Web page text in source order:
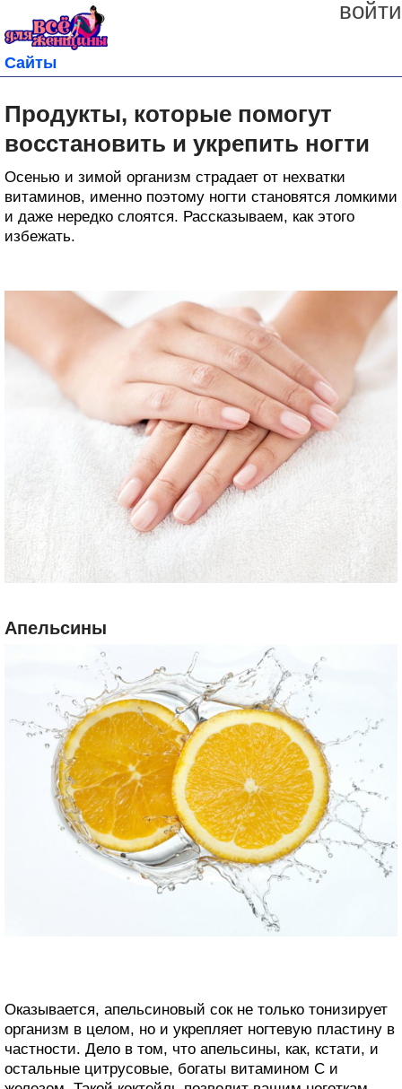
войти
Сайты
Продукты, которые помогут
восстановить и укрепить ногти
Осенью и зимой организм страдает от нехватки
витаминов, именно поэтому ногти становятся ломкими
и даже нередко слоятся. Рассказываем, как этого
избежать.
Апельсины
Оказывается, апельсиновый сок не только тонизирует
организм в целом, но и укрепляет ногтевую пластину в
частности. Дело в том, что апельсины, как, кстати, и
остальные цитрусовые, богаты витамином С и